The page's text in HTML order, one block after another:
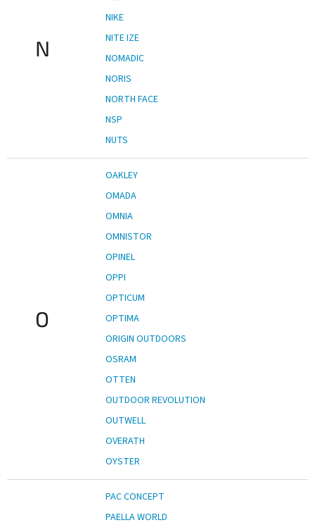
N
NIKE
NITE IZE
NOMADIC
NORIS
NORTH FACE
NSP
NUTS
O
OAKLEY
OMADA
OMNIA
OMNISTOR
OPINEL
OPPI
OPTICUM
OPTIMA
ORIGIN OUTDOORS
OSRAM
OTTEN
OUTDOOR REVOLUTION
OUTWELL
OVERATH
OYSTER
PAC CONCEPT
PAELLA WORLD